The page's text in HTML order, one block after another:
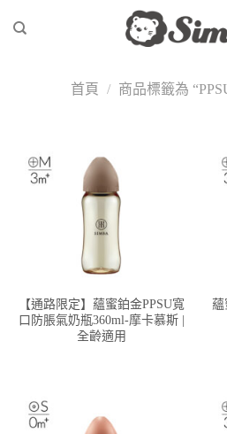
首頁 / 商品標籤為
【通路限定】蘊蜜鉑金PPSU寬
口防脹氣奶瓶360ml-摩卡慕斯 |
全齡適用
蘊